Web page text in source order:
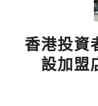
香港投資
設加盟